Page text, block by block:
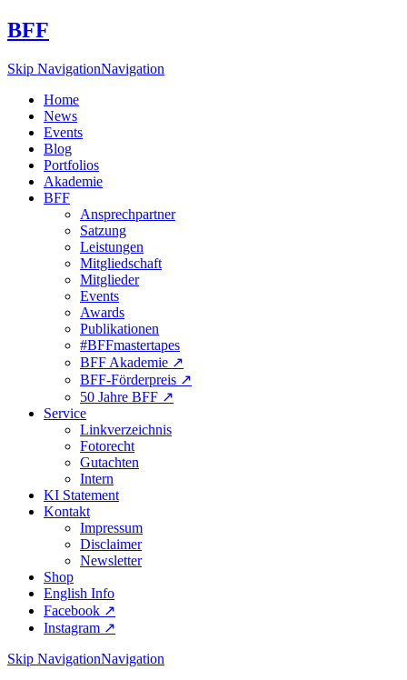
BFF
Skip NavigationNavigation
Home
News
Events
Blog
Portfolios
Akademie
BFF
Ansprechpartner
Satzung
Leistungen
Mitgliedschaft
Mitglieder
Events
Awards
Publikationen
#BFFmastertapes
BFF Akademie ↗︎
BFF-Förderpreis ↗︎
50 Jahre BFF ↗︎
Service
Linkverzeichnis
Fotorecht
Gutachten
Intern
KI Statement
Kontakt
Impressum
Disclaimer
Newsletter
Shop
English Info
Facebook ↗︎
Instagram ↗︎
Skip NavigationNavigation